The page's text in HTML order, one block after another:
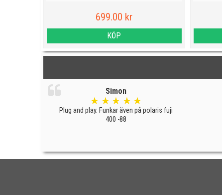
699.00 kr
KÖP
Simon
★ ★ ★ ★ ★
Plug and play. Funkar även på polaris fuji
400 -88